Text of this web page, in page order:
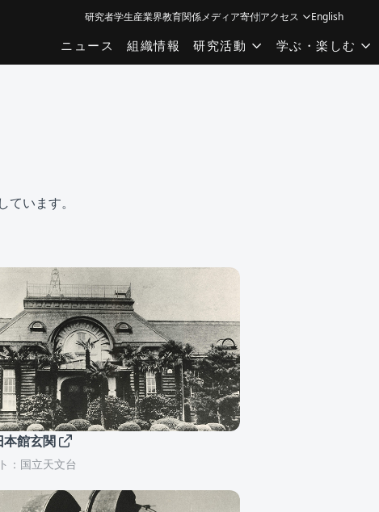
ニュース 組織情報 研究活動 学ぶ・楽しむ
研究者学生産業界教育関係メディア寄付アクセス English
います。
本館玄関
：国立天文台